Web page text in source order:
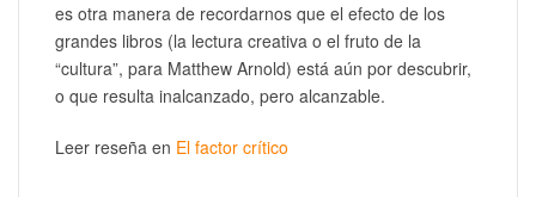
es otra manera de recordarnos que el efecto de los
grandes libros (la lectura creativa o el fruto de la
“cultura”, para Matthew Arnold) está aún por descubrir,
o que resulta inalcanzado, pero alcanzable.
Leer reseña en El factor crítico